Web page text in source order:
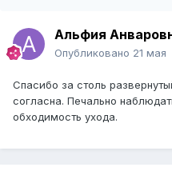
Альфия
Опубликовано 21 мая
Спасибо за столь
согласна. Печально
обходимость ухода.